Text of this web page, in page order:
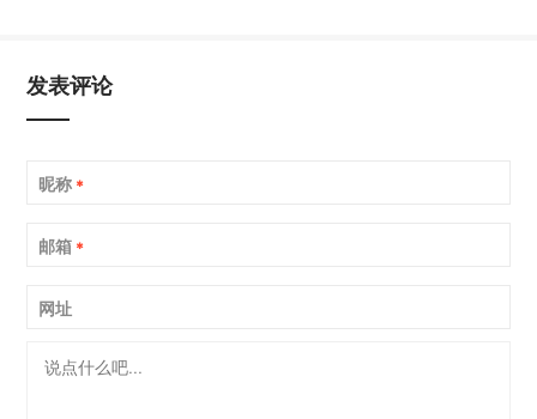
发表评论
昵称 *
邮箱 *
网址